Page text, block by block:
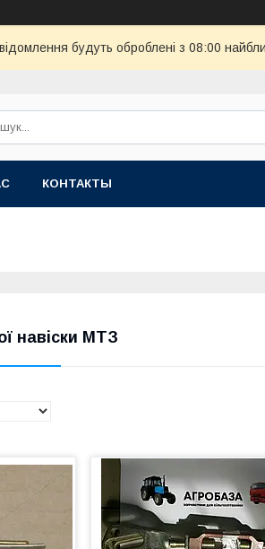
будуть оброблені з 08:00
КОНТАКТЫ
навіски МТЗ